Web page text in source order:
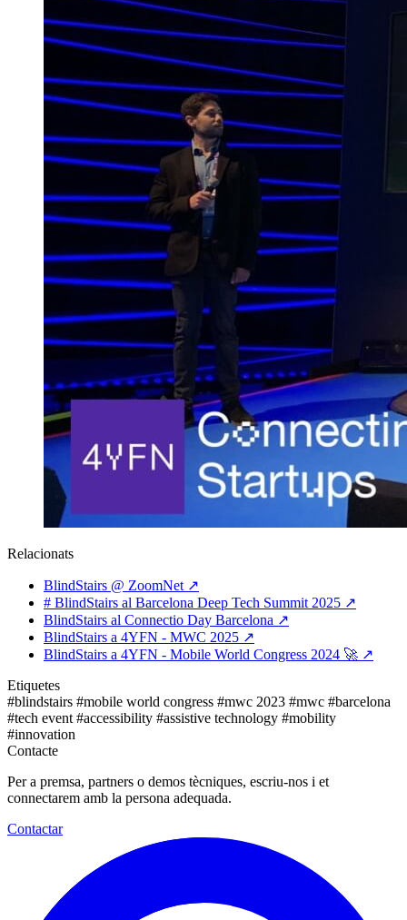
Relacionats
BlindStairs @ ZoomNet ↗
# BlindStairs al Barcelona Deep Tech Summit 2025 ↗
BlindStairs al Connectio Day Barcelona ↗
BlindStairs a 4YFN - MWC 2025 ↗
BlindStairs a 4YFN - Mobile World Congress 2024 🚀 ↗
Etiquetes
#blindstairs #mobile world congress #mwc 2023 #mwc #barcelona
#tech event #accessibility #assistive technology #mobility
#innovation
Contacte
Per a premsa, partners o demos tècniques, escriu-nos i et
connectarem amb la persona adequada.
Contactar